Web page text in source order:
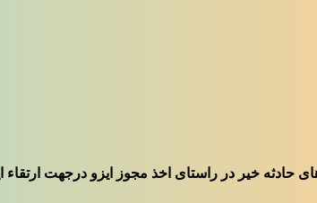
خیر در راستای اخذ مجوز ایزو درجهت ارتقاء